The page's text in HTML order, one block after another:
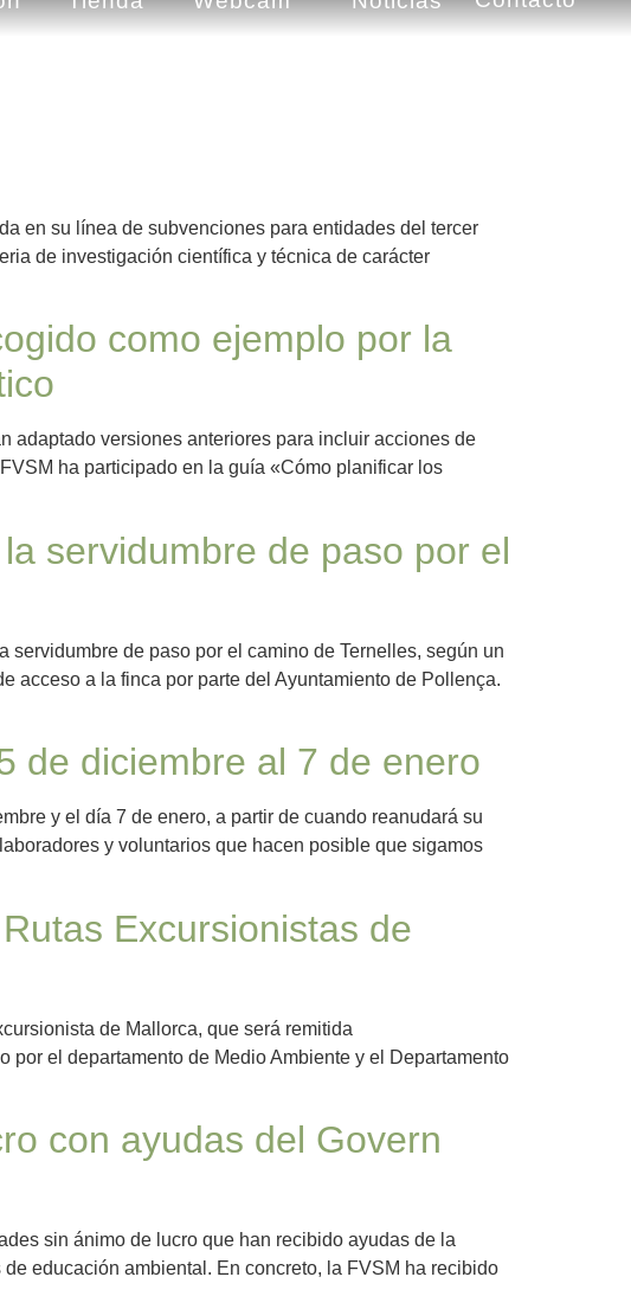
en su línea de subvenciones para entidades del tercer
de investigación científica y técnica de carácter
como ejemplo por la
adaptado versiones anteriores para incluir acciones de
ha participado en la guía «Cómo planificar los
servidumbre de paso por el
de paso por el camino de Ternelles, según un
acceso a la finca por parte del Ayuntamiento de Pollença.
de diciembre al 7 de enero
y el día 7 de enero, a partir de cuando reanudará su
y voluntarios que hacen posible que sigamos
Excursionistas de
de Mallorca, que será remitida
el departamento de Medio Ambiente y el Departamento
con ayudas del Govern
sin ánimo de lucro que han recibido ayudas de la
educación ambiental. En concreto, la FVSM ha recibido